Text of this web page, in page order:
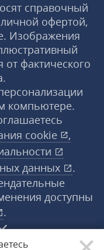
справочный
офертой,
Изображения
от фактического
компьютере.
cookie
,
данных
.
доступны
.